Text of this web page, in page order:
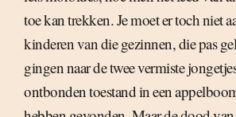
toe kan trekken. Je moet er toch niet
kinderen van die gezinnen, die pas
gingen naar de twee vermiste
ontbonden toestand in een